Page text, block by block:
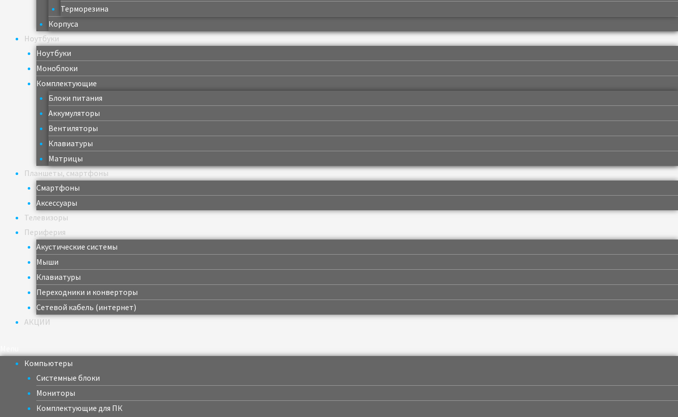
Терморезина
Корпуса
Ноутбуки
Ноутбуки
Моноблоки
Комплектующие
Блоки питания
Аккумуляторы
Вентиляторы
Клавиатуры
Матрицы
Планшеты, смартфоны
Смартфоны
Аксессуары
Телевизоры
Периферия
Акустические системы
Мыши
Клавиатуры
Переходники и конверторы
Сетевой кабель (интернет)
АКЦИИ
Компьютеры
Системные блоки
Мониторы
Комплектующие для ПК